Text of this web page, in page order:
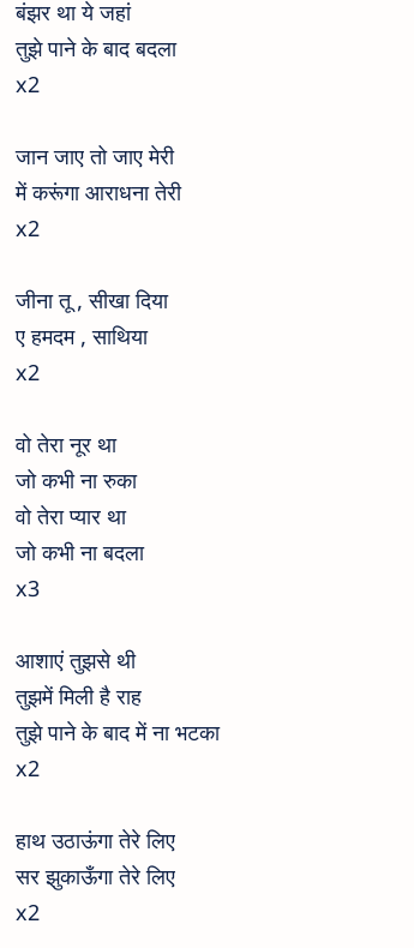
बंझर था ये जहां
तुझे पाने के बाद बदला
x2
जान जाए तो जाए मेरी
में करूंगा आराधना तेरी
x2
जीना तू , सीखा दिया
ए हमदम , साथिया
x2
वो तेरा नूर था
जो कभी ना रुका
वो तेरा प्यार था
जो कभी ना बदला
x3
आशाएं तुझसे थी
तुझमें मिली है राह
तुझे पाने के बाद में ना भटका
x2
हाथ उठाऊंगा तेरे लिए
सर झुकाऊँगा तेरे लिए
x2